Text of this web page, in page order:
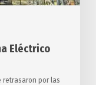
Eléctrico
retrasaron por las